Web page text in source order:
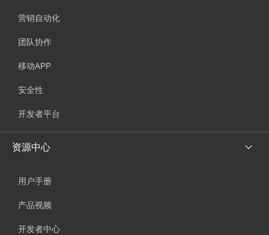
营销自动化
团队协作
移动APP
安全性
开发者平台
资源中心
用户手册
产品视频
开发者中心